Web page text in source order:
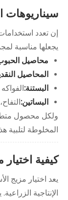
سيناريوهات
يجعلها مناسبة
محاصيل
المحاصيل
البستنة:
البساتين:
ولكل محصول
المخلوطة لتلبية
كيفية
يعد اختيار مزيج
الإنتاجية